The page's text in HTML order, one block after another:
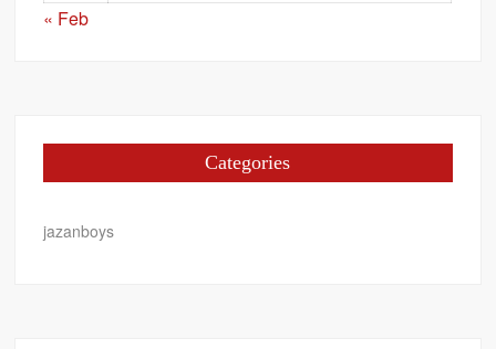
« Feb
Categories
jazanboys